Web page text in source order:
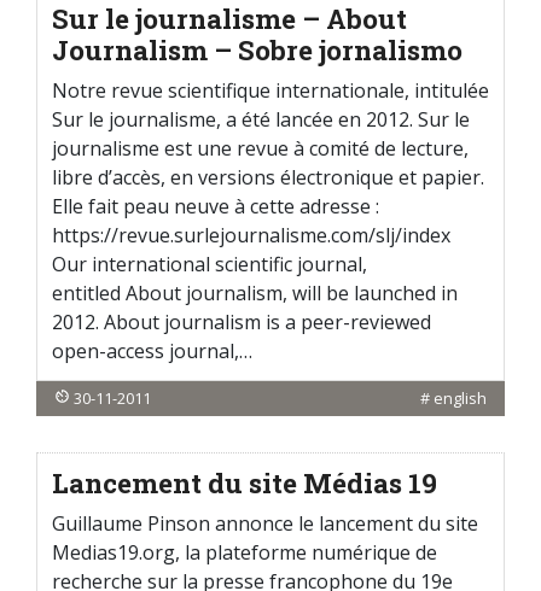
Sur le journalisme – About
Journalism – Sobre jornalismo
Notre revue scientifique internationale, intitulée
Sur le journalisme, a été lancée en 2012. Sur le
journalisme est une revue à comité de lecture,
libre d’accès, en versions électronique et papier.
Elle fait peau neuve à cette adresse :
https://revue.surlejournalisme.com/slj/index
Our international scientific journal,
entitled About journalism, will be launched in
2012. About journalism is a peer-reviewed
open-access journal,…
30-11-2011 # english
Lancement du site Médias 19
Guillaume Pinson annonce le lancement du site
Medias19.org, la plateforme numérique de
recherche sur la presse francophone du 19e